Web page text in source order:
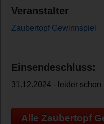
Veranstalter
Zaubertopf Gewinnspiel
Einsendeschluss:
31.12.2024 - leider schon
Alle Zaubertopf